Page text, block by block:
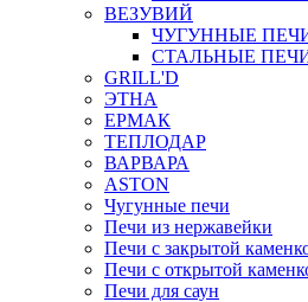
ВЕЗУВИЙ
ЧУГУННЫЕ
СТАЛЬНЫЕ
GRILL'D
ЭТНА
ЕРМАК
ТЕПЛОДАР
ВАРВАРА
ASTON
Чугунные печи
Печи из нержавейки
Печи с закрытой
Печи с открытой
Печи для саун